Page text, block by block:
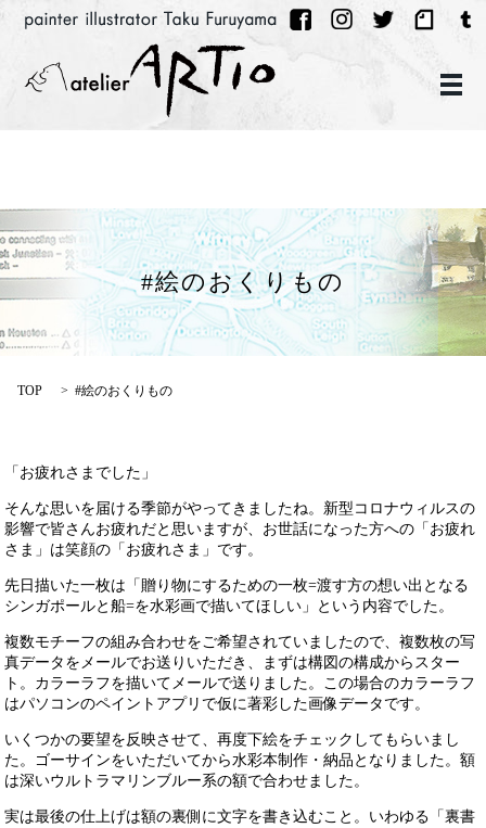
メ
#絵のおくりもの
TOP #絵のおくりもの
「お疲れさまでした」
そんな思いを届ける季節がやってきましたね。新型コロナウィルスの
影響で皆さんお疲れだと思いますが、お世話になった方への「お疲れ
さま」は笑顔の「お疲れさま」です。
先日描いた一枚は「贈り物にするための一枚=渡す方の想い出となる
シンガポールと船=を水彩画で描いてほしい」という内容でした。
複数モチーフの組み合わせをご希望されていましたので、複数枚の写
真データをメールでお送りいただき、まずは構図の構成からスター
ト。カラーラフを描いてメールで送りました。この場合のカラーラフ
はパソコンのペイントアプリで仮に著彩した画像データです。
いくつかの要望を反映させて、再度下絵をチェックしてもらいまし
た。ゴーサインをいただいてから水彩本制作・納品となりました。額
は深いウルトラマリンブルー系の額で合わせました。
実は最後の仕上げは額の裏側に文字を書き込むこと。いわゆる「裏書